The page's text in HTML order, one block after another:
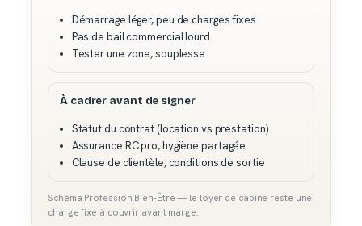
Démarrage léger, peu de charges fixes
Pas de bail commercial lourd
Tester une zone, souplesse
À cadrer avant de signer
Statut du contrat (location vs prestation)
Assurance RC pro, hygiène partagée
Clause de clientèle, conditions de sortie
Schéma Profession Bien-Être — le loyer de cabine reste une
charge fixe à couvrir avant marge.